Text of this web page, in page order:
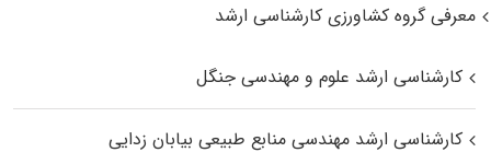
معرفی گروه کشاورزی کارشناسی ارشد
کارشناسی ارشد علوم و مهندسی جنگل
کارشناسی ارشد مهندسی منابع طبیعی بیابان زدایی